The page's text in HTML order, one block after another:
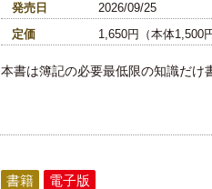
発売日
2026/09/25
定価
1,650円（本体1,500
本書は簿記の必要最低限の知識だけ
書籍 電子版